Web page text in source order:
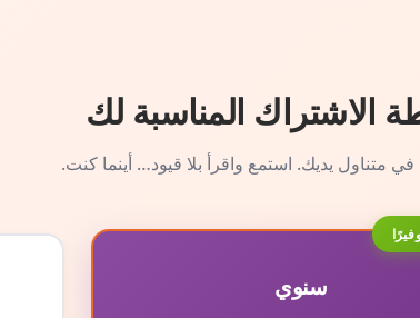
الاشتراك المناسبة لك
متناول يديك. استمع واقرأ بلا قيود… أينما كنت.
سنوي